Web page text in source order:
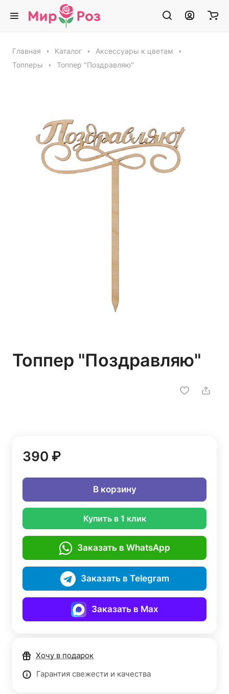
Главная Каталог
Аксессуары к цветам
Топперы
Топпер "Поздравляю"
Топпер "Поздравляю"
390 ₽
В корзину
Купить в 1 клик
Заказать в WhatsApp
Заказать в Telegram
Заказать в Max
Хочу в подарок
Гарантия свежести и качества